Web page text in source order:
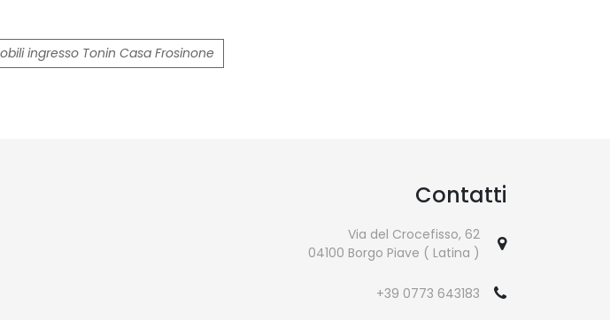
ingresso Tonin Casa Frosinone
Contatti
Via del Crocefisso, 62
04100 Borgo Piave ( Latina )
+39 0773 643183